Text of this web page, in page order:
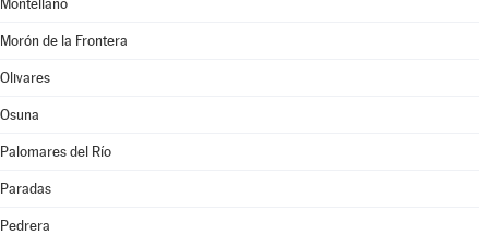
Montellano
Morón de la Frontera
Olivares
Osuna
Palomares del Río
Paradas
Pedrera